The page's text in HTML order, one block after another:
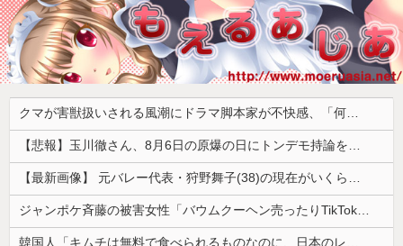
クマが害獣扱いされる風潮にドラマ脚本家が不快感、「何度もクマに会ったことがあるけど全然怖くなかった」と主張しており……
【悲報】玉川徹さん、8月6日の原爆の日にトンデモ持論を展開し物議… → ネット「それ、今日言うことなのか…？」ｗｗｗｗｗｗｗｗｗｗｗｗｗ
【最新画像】 元バレー代表・狩野舞子(38)の現在がいくらなんでも即ハボすぎる！
ジャンポケ斉藤の被害女性「バウムクーヘン売ったりTikTokライブしててムカついたから示談しなかった」
韓国人「キムチは無料で食べられるものなのに、日本のレストランで注文したら何とお金を取ろうとしてきたんです」